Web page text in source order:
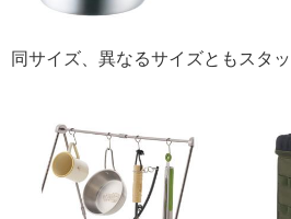
同サイズ、異なるサイズともスタッ